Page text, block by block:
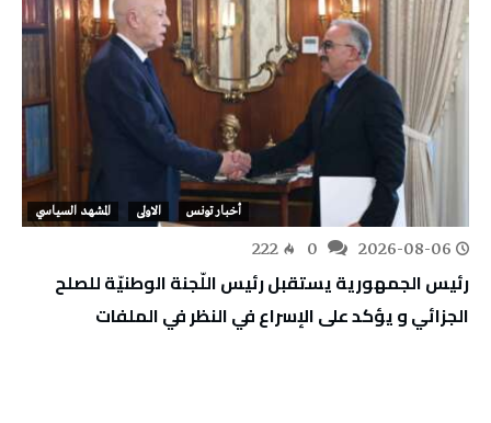
أخبار تونس الاولى المشهد السياسي
2026-08-06
222
رئيس الجمهورية يستقبل رئيس اللّجنة الوطنيّة للصلح
الجزائي و يؤكد على الإسراع في النظر في الملفات